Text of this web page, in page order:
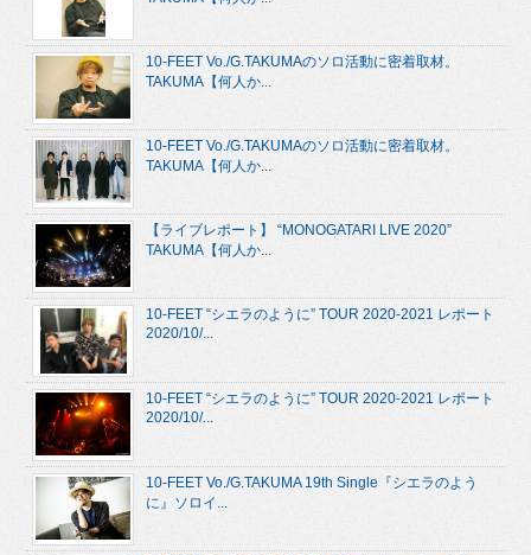
10-FEET Vo./G.TAKUMAのソロ活動に密着取材。
TAKUMA【何人か...
10-FEET Vo./G.TAKUMAのソロ活動に密着取材。
TAKUMA【何人か...
【ライブレポート】 “MONOGATARI LIVE 2020”
TAKUMA【何人か...
10-FEET “シエラのように” TOUR 2020-2021 レポート
2020/10/...
10-FEET “シエラのように” TOUR 2020-2021 レポート
2020/10/...
10-FEET Vo./G.TAKUMA 19th Single『シエラのよう
に』ソロイ...